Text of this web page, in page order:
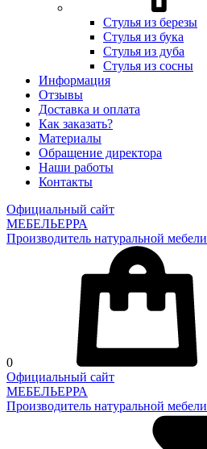
Стулья из березы
Стулья из бука
Стулья из дуба
Стулья из сосны
Информация
Отзывы
Доставка и оплата
Как заказать?
Материалы
Обращение директора
Наши работы
Контакты
Официальный сайт
МЕБЕЛЬЕРРА
Производитель натуральной мебели
0
Официальный сайт
МЕБЕЛЬЕРРА
Производитель натуральной мебели